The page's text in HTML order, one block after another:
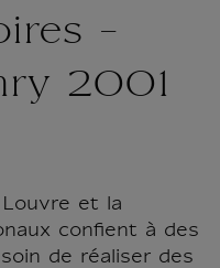
-
2001
et la
confient à des
de réaliser des